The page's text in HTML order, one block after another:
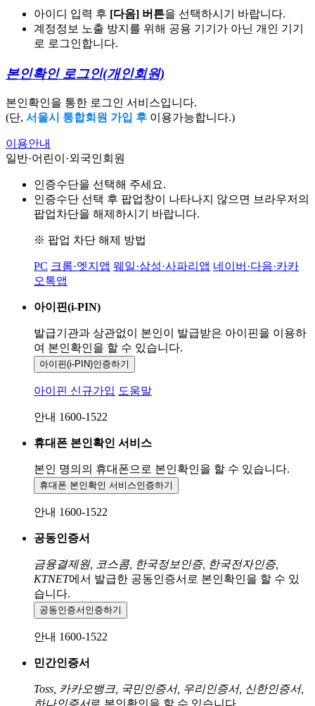
아이디 입력 후 [다음] 버튼을 선택하시기 바랍니다.
계정정보 노출 방지를 위해 공용 기기가 아닌 개인 기기
로 로그인합니다.
본인확인 로그인(개인회원)
본인확인을 통한 로그인 서비스입니다.
(단, 서울시 통합회원 가입 후 이용가능합니다.)
이용안내
일반·어린이·외국인회원
인증수단을 선택해 주세요.
인증수단 선택 후 팝업창이 나타나지 않으면 브라우저의
팝업차단을 해제하시기 바랍니다.
※ 팝업 차단 해제 방법
PC 크롬·엣지앱 웨일·삼성·사파리앱 네이버·다음·카카
오톡앱
아이핀(i-PIN)
발급기관과 상관없이 본인이 발급받은 아이핀을 이용하
여 본인확인을 할 수 있습니다.
아이핀(i-PIN)인증하기
아이핀 신규가입 도움말
안내 1600-1522
휴대폰 본인확인 서비스
본인 명의의 휴대폰으로 본인확인을 할 수 있습니다.
휴대폰 본인확인 서비스인증하기
안내 1600-1522
공동인증서
금융결제원, 코스콤, 한국정보인증, 한국전자인증,
KTNET에서 발급한 공동인증서로 본인확인을 할 수 있
습니다.
공동인증서 인증하기
안내 1600-1522
민간인증서
Toss, 카카오뱅크, 국민인증서, 우리인증서, 신한인증서,